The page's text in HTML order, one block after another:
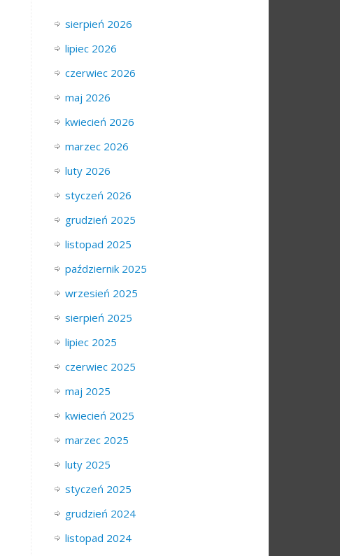
sierpień 2026
lipiec 2026
czerwiec 2026
maj 2026
kwiecień 2026
marzec 2026
luty 2026
styczeń 2026
grudzień 2025
listopad 2025
październik 2025
wrzesień 2025
sierpień 2025
lipiec 2025
czerwiec 2025
maj 2025
kwiecień 2025
marzec 2025
luty 2025
styczeń 2025
grudzień 2024
listopad 2024